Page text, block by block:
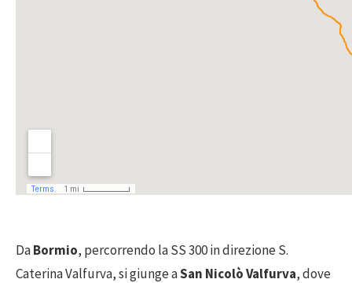
DaBormio, percorrendo la SS 300 in direzione S.
Caterina Valfurva, si giunge aSan Nicolò Valfurva, dove